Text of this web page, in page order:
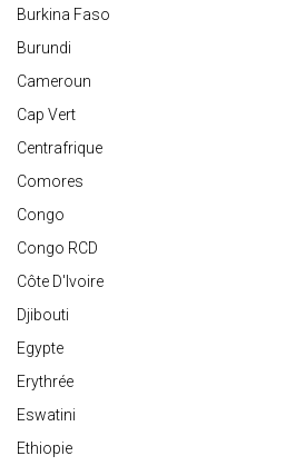
Burkina Faso
Burundi
Cameroun
Cap Vert
Centrafrique
Comores
Congo
Congo RCD
Côte D'Ivoire
Djibouti
Egypte
Erythrée
Eswatini
Ethiopie